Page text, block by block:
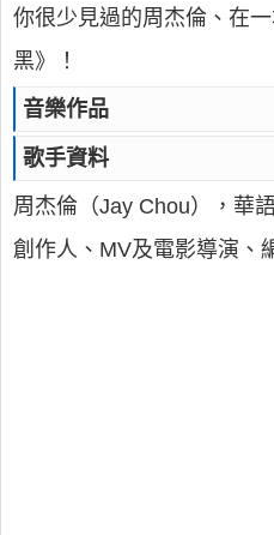
你很少見過的周杰倫、在
黑》！
音樂作品
歌手資料
周杰倫（Jay Chou），華
創作人、MV及電影導演、